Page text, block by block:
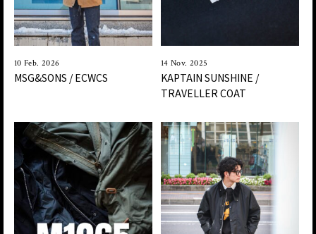
10 Feb. 2026
MSG&SONS / ECWCS
14 Nov. 2025
KAPTAIN SUNSHINE /
TRAVELLER COAT